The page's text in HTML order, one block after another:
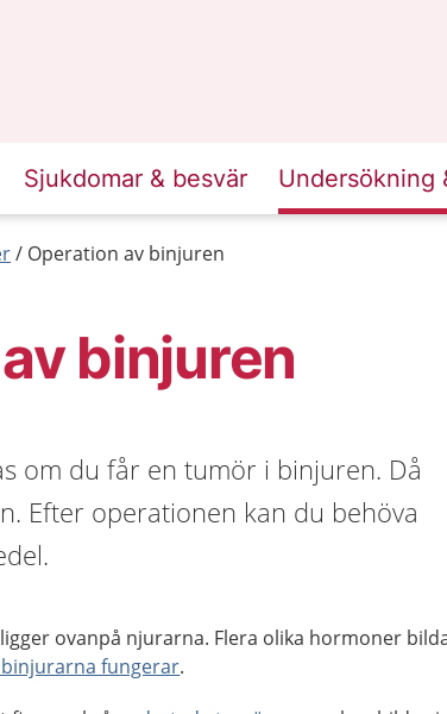
Sjukdomar & besvär Undersökning
Operation av binjuren
binjuren
om du får en tumör i binjuren. Då
Efter operationen kan du behöva
ovanpå njurarna. Flera olika hormoner
fungerar.